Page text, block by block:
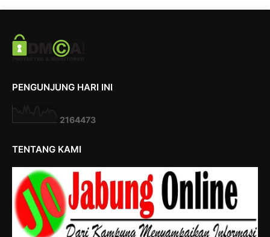
PENGUNJUNG HARI INI
2164473
TENTANG KAMI